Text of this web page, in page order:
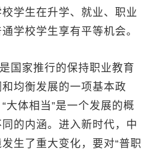
学生在升学、就业、职业
学校学生享有平等机会。
家推行的保持职业教育
均衡发展的一项基本政
大体相当”是一个发展的概
的内涵。进入新时代，中
生了重大变化，要对“普职